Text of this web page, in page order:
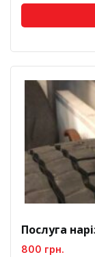
Послуга
800 грн.